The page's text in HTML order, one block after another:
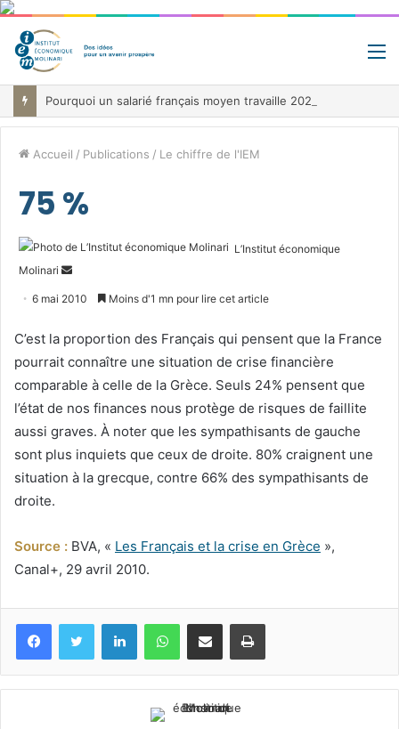
Accueil / Publications / Le chiffre de l'IEM
75 %
L’Institut économique
Molinari
Envoyer
6 mai 2010 Moins d'1 mn pour lire cet article
C’est la proportion des Français qui pensent que la France
pourrait connaître une situation de crise financière
comparable à celle de la Grèce. Seuls 24% pensent que
l’état de nos finances nous protège de risques de faillite
aussi graves. À noter que les sympathisants de gauche
sont plus inquiets que ceux de droite. 80% craignent une
situation à la grecque, contre 66% des sympathisants de
droite.
Source : BVA, « Les Français et la crise en Grèce »,
Canal+, 29 avril 2010.
FacebookTwitter LinkedinWhatsApp
Partagez par mail Imprimez